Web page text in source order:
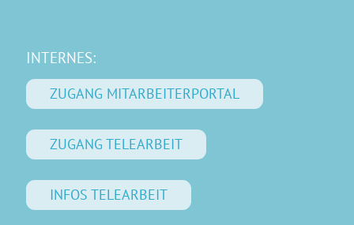
INTERNES:
ZUGANG MITARBEITERPORTAL
ZUGANG TELEARBEIT
INFOS TELEARBEIT